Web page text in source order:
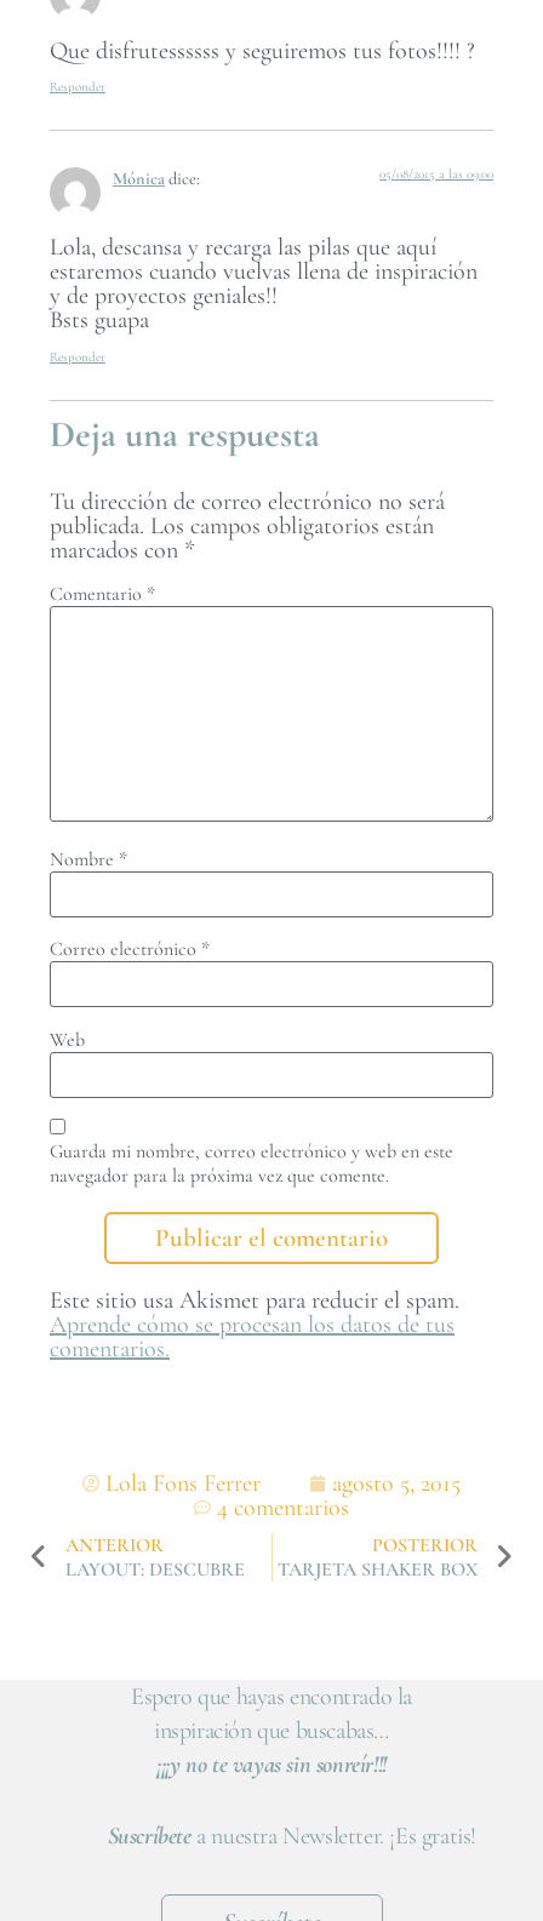
Que disfrutessssss y seguiremos tus fotos!!!! ?
Responder
Mónicadice: 05/08/2015 a las 09:00
Lola, descansa y recarga las pilas que aquí
estaremos cuando vuelvas llena de inspiración
y de proyectos geniales!!
Bsts guapa
Responder
Deja una respuesta
Tu dirección de correo electrónico no será
publicada. Los campos obligatorios están
marcados con *
Comentario *
Nombre *
Correo electrónico *
Web
Guarda mi nombre, correo electrónico y web en este
navegador para la próxima vez que comente.
Este sitio usa Akismet para reducir el spam.
Aprende cómo se procesan los datos de tus
comentarios.
Lola Fons Ferrer
agosto 5, 2015
4 comentarios
ANTERIOR
LAYOUT: DESCUBRE
POSTERIOR
TARJETA SHAKER BOX
Espero que hayas encontrado la
inspiración que buscabas…
¡¡¡y no te vayas sin sonreír!!!
Suscríbetea nuestra Newsletter. ¡Es gratis!